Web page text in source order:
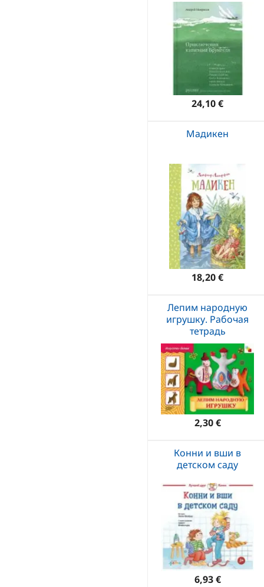
24,10 €
Мадикен
18,20 €
Лепим народную
игрушку. Рабочая
тетрадь
2,30 €
Конни и вши в
детском саду
6,93 €